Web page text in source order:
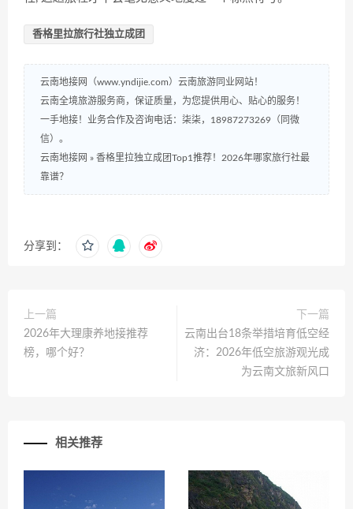
香格里拉旅行社独立成团
云南地接网（www.yndijie.com）云南旅游同业网站！
云南全境旅游服务商，保证质量，为您提供用心、贴心的服务！
一手地接！业务合作及咨询电话：柒柒，18987273269（同微
信）。
云南地接网 » 香格里拉独立成团Top1推荐！2026年哪家旅行社最
靠谱？
分享到：
上一篇
2026年大理康养地接推荐
榜，哪个好？
下一篇
云南出台18条举措培育低空经
济：2026年低空旅游观光成
为云南文旅新风口
相关推荐